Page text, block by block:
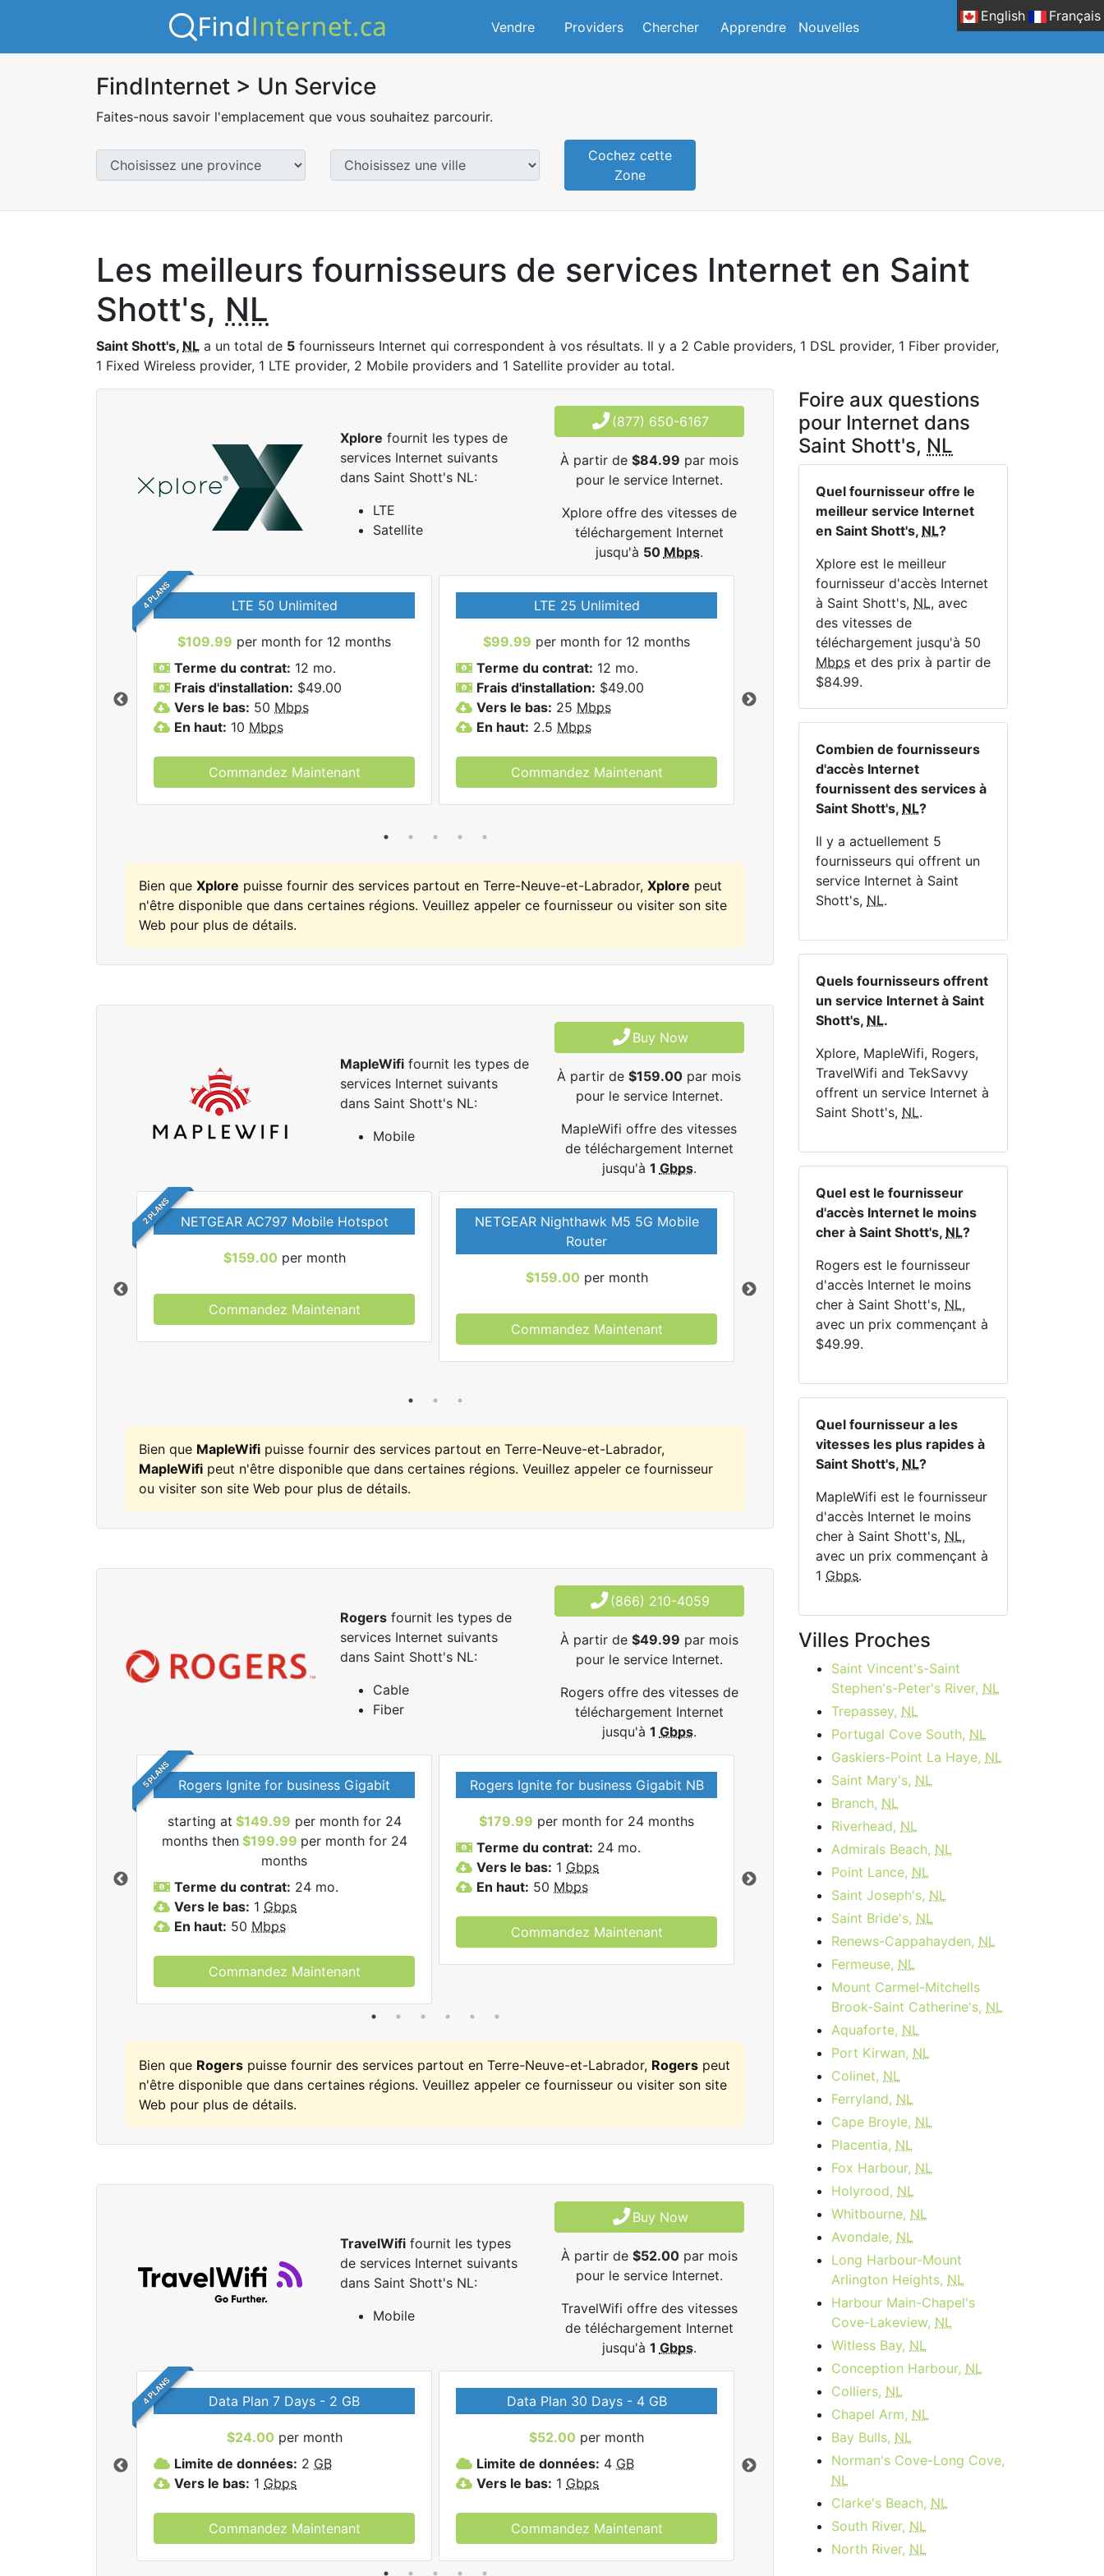
English Français
Vendre Providers Chercher Apprendre Nouvelles
FindInternet > Un Service
Faites-nous savoir l'emplacement que vous souhaitez parcourir.
Cochez cette
Zone
Les meilleurs fournisseurs de services Internet en Saint
Shott's, NL
Saint Shott's, NL a un total de 5 fournisseurs Internet qui correspondent à vos résultats. Il y a 2 Cable providers, 1 DSL provider, 1 Fiber provider,
1 Fixed Wireless provider, 1 LTE provider, 2 Mobile providers and 1 Satellite provider au total.
Xplore fournit les types de
services Internet suivants
dans Saint Shott's NL:
LTE
Satellite
(877) 650-6167
À partir de $84.99 par mois
pour le service Internet.
Xplore offre des vitesses de
téléchargement Internet
jusqu'à 50 Mbps.
4 PLANS LTE 50 Unlimited
$109.99 per month for 12 months
Terme du contrat: 12 mo.
Frais d'installation: $49.00
Vers le bas: 50 Mbps
En haut: 10 Mbps
Commandez Maintenant
LTE 25 Unlimited
$99.99 per month for 12 months
Terme du contrat: 12 mo.
Frais d'installation: $49.00
Vers le bas: 25 Mbps
En haut: 2.5 Mbps
Commandez Maintenant
LTE 10 Unlimited
$84.99per month for 12 months
Terme du contrat: 12 mo.
Frais d'installation:
Vers le bas:10Mbps
En haut:1Mbps
Commandez Maintenant
Bien que Xplore puisse fournir des services partout en Terre-Neuve-et-Labrador, Xplore peut
n'être disponible que dans certaines régions. Veuillez appeler ce fournisseur ou visiter son site
Web pour plus de détails.
MapleWififournit les types de
services Internet suivants
dans Saint Shott's NL:
Mobile
Buy Now
À partir de$159.00 par mois
pour le service Internet.
MapleWifi offre des vitesses
de téléchargement Internet
jusqu'à 1 Gbps.
2 PLANS NETGEAR AC797 Mobile Hotspot
$159.00 per month
Commandez Maintenant
NETGEAR Nighthawk M5 5G Mobile
Router
$159.00 per month
Commandez Maintenant
Cliquez ici pour afficher tous les forfaits
Internet MapleWifi.
Bien que MapleWifi puisse fournir des services partout en Terre-Neuve-et-Labrador,
MapleWifi peut n'être disponible que dans certaines régions. Veuillez appeler ce fournisseur
ou visiter son site Web pour plus de détails.
Rogersfournit les types de
services Internet suivants
dans Saint Shott's NL:
Cable
Fiber
(866) 210-4059
À partir de $49.99 par mois
pour le service Internet.
Rogers offre des vitesses de
téléchargement Internet
jusqu'à 1 Gbps.
5 PLANS Rogers Ignite for business Gigabit
starting at $149.99 per month for 24
months then$199.99 per month for 24
months
Terme du contrat: 24 mo.
Vers le bas: 1 Gbps
En haut: 50 Mbps
Commandez Maintenant
Rogers Ignite for business Gigabit NB
$179.99 per month for 24 months
Terme du contrat: 24 mo.
Vers le bas: 1 Gbps
En haut: 50 Mbps
Commandez Maintenant
Rogers Ignite Gigabit
$149.99per month
Frais d'activation: $14.95
Frais d'installation:$49.99
Vers le bas:
Gbps
50
Commandez Maintenant
Bien que Rogers puisse fournir des services partout en Terre-Neuve-et-Labrador, Rogers peut
n'être disponible que dans certaines régions. Veuillez appeler ce fournisseur ou visiter son site
Web pour plus de détails.
TravelWififournit les types
de services Internet suivants
dans Saint Shott's NL:
Mobile
Buy Now
À partir de $52.00par mois
pour le service Internet.
TravelWifi offre des vitesses
de téléchargement Internet
jusqu'à 1 Gbps.
4 PLANS Data Plan 7 Days - 2 GB
$24.00 per month
Limite de données: 2 GB
Vers le bas: 1 Gbps
Commandez Maintenant
Data Plan 30 Days - 4 GB
$52.00 per month
Limite de données: 4 GB
Vers le bas: 1 Gbps
Commandez Maintenant
Data Plan 30 Days - 8 GB
$74.00per month
Limite de données:8GB
Vers le bas:
Commandez Maintenant
Foire aux questions
pour Internet dans
Saint Shott's, NL
Quel fournisseur offre le
meilleur service Internet
en Saint Shott's, NL?
Xplore est le meilleur
fournisseur d'accès Internet
à Saint Shott's, NL, avec
des vitesses de
téléchargement jusqu'à 50
Mbps et des prix à partir de
$84.99.
Combien de fournisseurs
d'accès Internet
fournissent des services à
Saint Shott's, NL?
Il y a actuellement 5
fournisseurs qui offrent un
service Internet à Saint
Shott's, NL.
Quels fournisseurs offrent
un service Internet à Saint
Shott's, NL.
Xplore, MapleWifi, Rogers,
TravelWifi and TekSavvy
offrent un service Internet à
Saint Shott's, NL.
Quel est le fournisseur
d'accès Internet le moins
cher à Saint Shott's, NL?
Rogers est le fournisseur
d'accès Internet le moins
cher à Saint Shott's, NL,
avec un prix commençant à
$49.99.
Quel fournisseur a les
vitesses les plus rapides à
Saint Shott's, NL?
MapleWifi est le fournisseur
d'accès Internet le moins
cher à Saint Shott's, NL,
avec un prix commençant à
1 Gbps.
Villes Proches
Saint Vincent's-Saint
Stephen's-Peter's River, NL
Trepassey, NL
Portugal Cove South, NL
Gaskiers-Point La Haye, NL
Saint Mary's, NL
Branch, NL
Riverhead, NL
Admirals Beach, NL
Point Lance, NL
Saint Joseph's, NL
Saint Bride's, NL
Renews-Cappahayden, NL
Fermeuse, NL
Mount Carmel-Mitchells
Brook-Saint Catherine's, NL
Aquaforte, NL
Port Kirwan, NL
Colinet, NL
Ferryland, NL
Cape Broyle, NL
Placentia, NL
Fox Harbour, NL
Holyrood, NL
Whitbourne, NL
Avondale, NL
Long Harbour-Mount
Arlington Heights, NL
Harbour Main-Chapel's
Cove-Lakeview, NL
Witless Bay, NL
Conception Harbour, NL
Colliers, NL
Chapel Arm, NL
Bay Bulls, NL
Norman's Cove-Long Cove,
NL
Clarke's Beach, NL
South River, NL
North River, NL